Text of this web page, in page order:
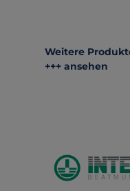
Produktgalerie
Weitere
+++ ansehen